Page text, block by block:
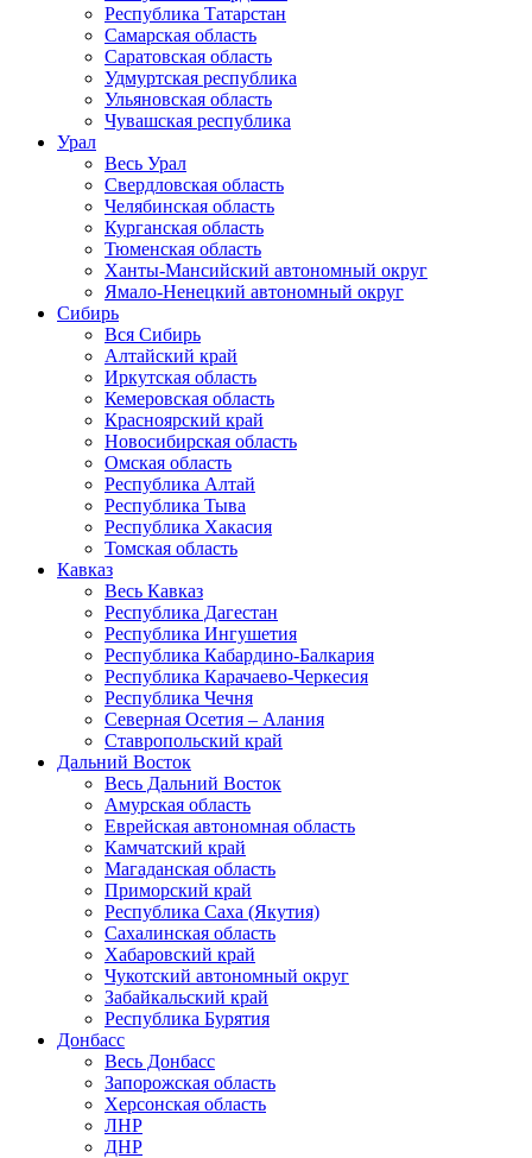
Республика Татарстан
Самарская область
Саратовская область
Удмуртская республика
Ульяновская область
Чувашская республика
Урал
Весь Урал
Свердловская область
Челябинская область
Курганская область
Тюменская область
Ханты-Мансийский автономный округ
Ямало-Ненецкий автономный округ
Сибирь
Вся Сибирь
Алтайский край
Иркутская область
Кемеровская область
Красноярский край
Новосибирская область
Омская область
Республика Алтай
Республика Тыва
Республика Хакасия
Томская область
Кавказ
Весь Кавказ
Республика Дагестан
Республика Ингушетия
Республика Кабардино-Балкария
Республика Карачаево-Черкесия
Республика Чечня
Северная Осетия – Алания
Ставропольский край
Дальний Восток
Весь Дальний Восток
Амурская область
Еврейская автономная область
Камчатский край
Магаданская область
Приморский край
Республика Саха (Якутия)
Сахалинская область
Хабаровский край
Чукотский автономный округ
Забайкальский край
Республика Бурятия
Донбасс
Весь Донбасс
Запорожская область
Херсонская область
ЛНР
ДНР